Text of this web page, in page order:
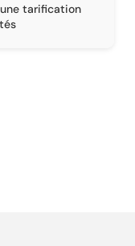
tarification